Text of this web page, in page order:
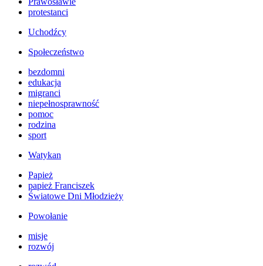
protestanci
Uchodźcy
Społeczeństwo
bezdomni
edukacja
migranci
niepełnosprawność
pomoc
rodzina
sport
Watykan
Papież
papież Franciszek
Światowe Dni Młodzieży
Powołanie
misje
rozwój